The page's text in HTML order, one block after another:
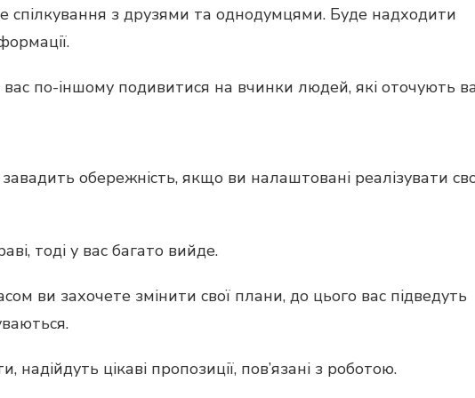
спілкування з друзями та однодумцями. Буде надходити
по-іншому подивитися на вчинки людей, які оточують
обережність, якщо ви налаштовані реалізувати
тоді у вас багато вийде.
ви захочете змінити свої плани, до цього вас підведуть
цікаві пропозиції, пов’язані з роботою.